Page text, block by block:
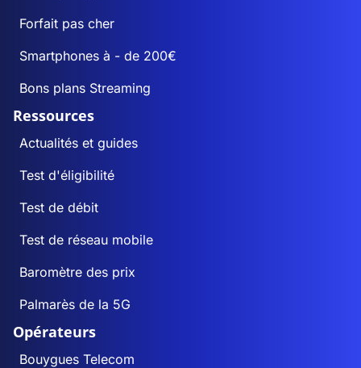
Forfait pas cher
Smartphones à - de 200€
Bons plans Streaming
Ressources
Actualités et guides
Test d'éligibilité
Test de débit
Test de réseau mobile
Baromètre des prix
Palmarès de la 5G
Opérateurs
Bouygues Telecom